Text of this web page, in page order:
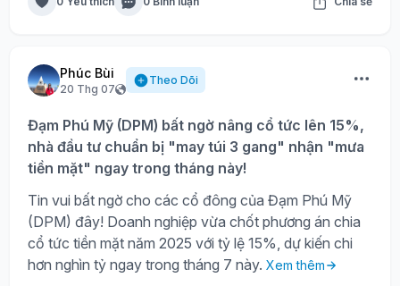
Phúc Bùi
20 Thg 07
Theo Dõi
Đạm Phú Mỹ (DPM) bất ngờ nâng cổ tức lên 15%,
nhà đầu tư chuẩn bị "may túi 3 gang" nhận "mưa
tiền mặt" ngay trong tháng này!
Tin vui bất ngờ cho các cổ đông của Đạm Phú Mỹ
(DPM) đây! Doanh nghiệp vừa chốt phương án chia
cổ tức tiền mặt năm 2025 với tỷ lệ 15%, dự kiến chi
hơn nghìn tỷ ngay trong tháng 7 này. Xem thêm